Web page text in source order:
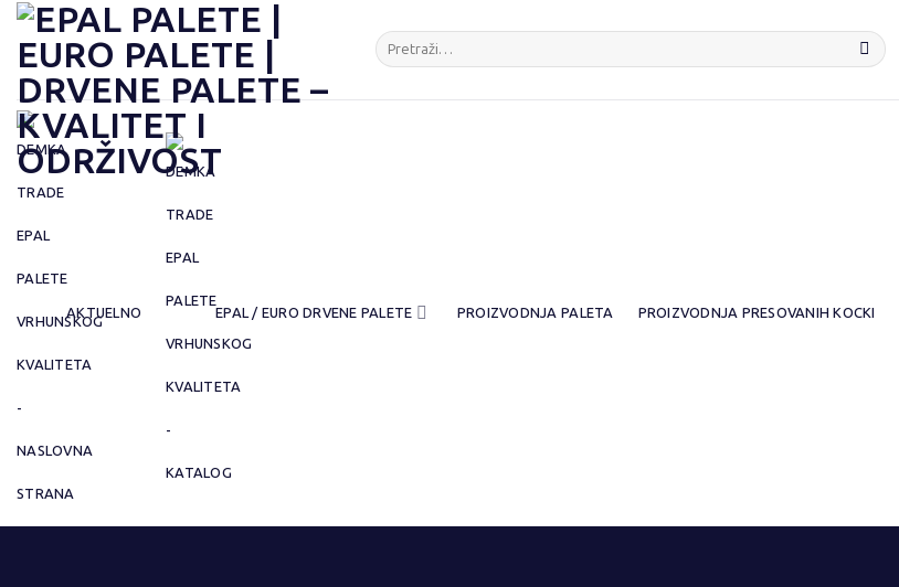
content
Preskoči
sadržaj
Pretraga
za:
AKTUELNO EPAL / EURO DRVENE PALETE PROIZVODNJA PALETA PROIZVODNJA PRESOVANIH KOCKI